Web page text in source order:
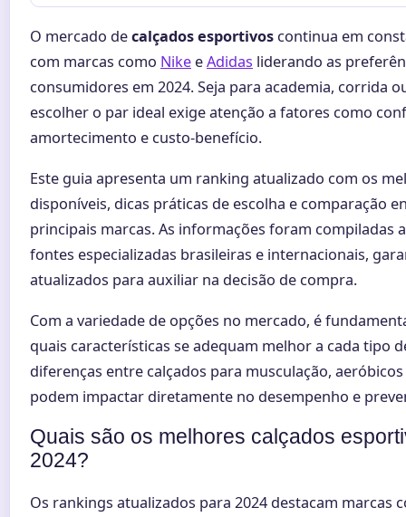
O mercado decalçados esportivos continua em
com marcas como Nike eAdidas liderando as
consumidores em 2024. Seja para academia, corrida
escolher o par ideal exige atenção a fatores como
amortecimento e custo-benefício.
Este guia apresenta um ranking atualizado com os
disponíveis, dicas práticas de escolha e comparação
principais marcas. As informações foram compiladas
fontes especializadas brasileiras e internacionais,
atualizados para auxiliar na decisão de compra.
Com a variedade de opções no mercado, é
quais características se adequam melhor a cada tipo
diferenças entre calçados para musculação,
podem impactar diretamente no desempenho e
Quais são os melhores calçados
2024?
Os rankings atualizados para 2024 destacam marcas